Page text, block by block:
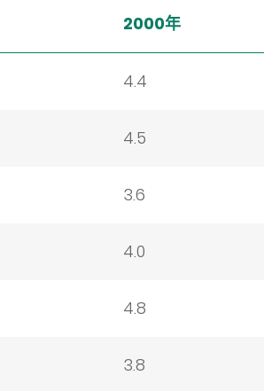
2000年
4.4
4.5
3.6
4.0
4.8
3.8